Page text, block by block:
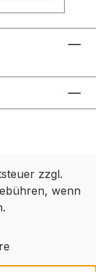
zzgl.
wenn